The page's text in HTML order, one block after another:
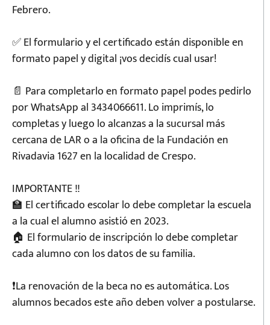
Febrero.
✅ El formulario y el certificado están disponible en
formato papel y digital ¡vos decidís cual usar!
📄 Para completarlo en formato papel podes pedirlo
por WhatsApp al 3434066611. Lo imprimís, lo
completas y luego lo alcanzas a la sucursal más
cercana de LAR o a la oficina de la Fundación en
Rivadavia 1627 en la localidad de Crespo.
IMPORTANTE ‼️
🏫 El certificado escolar lo debe completar la escuela
a la cual el alumno asistió en 2023.
🏠 El formulario de inscripción lo debe completar
cada alumno con los datos de su familia.
❗La renovación de la beca no es automática. Los
alumnos becados este año deben volver a postularse.